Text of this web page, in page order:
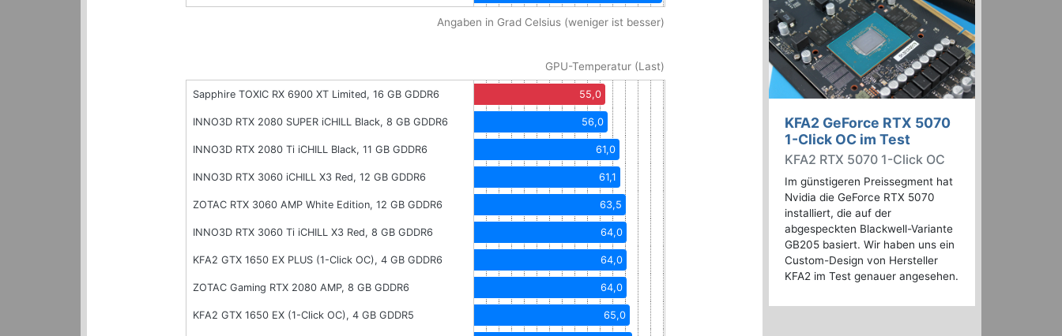
Angaben in Grad Celsius (weniger ist besser)
GPU-Temperatur (Last)
Sapphire TOXIC RX 6900 XT Limited, 16 GB GDDR6 55,0
INNO3D RTX 2080 SUPER iCHILL Black, 8 GB GDDR6 56,0
INNO3D RTX 2080 Ti iCHILL Black, 11 GB GDDR6 61,0
INNO3D RTX 3060 iCHILL X3 Red, 12 GB GDDR6 61,1
ZOTAC RTX 3060 AMP White Edition, 12 GB GDDR6 63,5
INNO3D RTX 3060 Ti iCHILL X3 Red, 8 GB GDDR6 64,0
KFA2 GTX 1650 EX PLUS (1-Click OC), 4 GB GDDR6 64,0
ZOTAC Gaming RTX 2080 AMP, 8 GB GDDR6 64,0
KFA2 GTX 1650 EX (1-Click OC), 4 GB GDDR5 65,0
KFA2 GeForce RTX 5070
1-Click OC im Test
KFA2 RTX 5070 1-Click OC
Im günstigeren Preissegment hat
Nvidia die GeForce RTX 5070
installiert, die auf der
abgespeckten Blackwell-Variante
GB205 basiert. Wir haben uns ein
Custom-Design von Hersteller
KFA2 im Test genauer angesehen.